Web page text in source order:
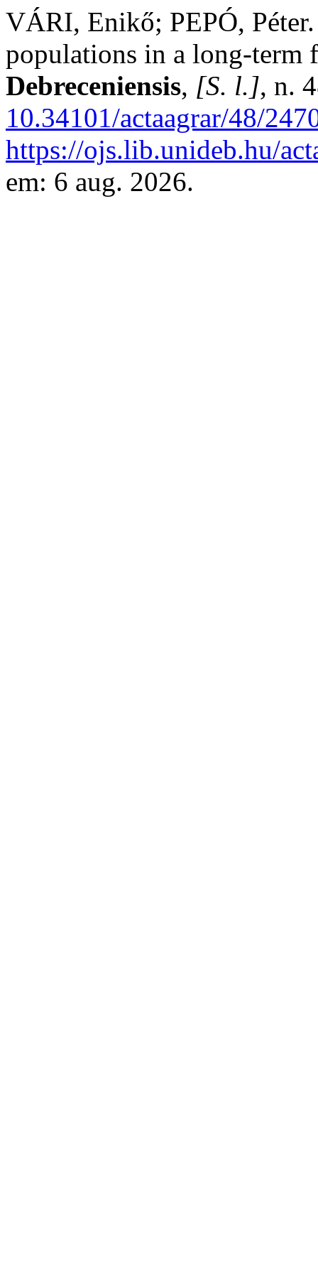
VÁRI, Enikő; PEPÓ,
populations in a long-
Debreceniensis, [S. l.], n.
10.34101/actaagrar/48/
https://ojs.lib.unideb.hu/
em: 6 aug. 2026.